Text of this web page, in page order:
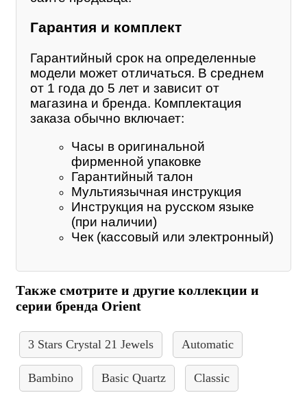
Гарантия и комплект
Гарантийный срок на определенные
модели может отличаться. В среднем
от 1 года до 5 лет и зависит от
магазина и бренда. Комплектация
заказа обычно включает:
Часы в оригинальной
фирменной упаковке
Гарантийный талон
Мультиязычная инструкция
Инструкция на русском языке
(при наличии)
Чек (кассовый или электронный)
Также смотрите и другие коллекции и
серии бренда Orient
3 Stars Crystal 21 Jewels Automatic
Bambino Basic Quartz Classic